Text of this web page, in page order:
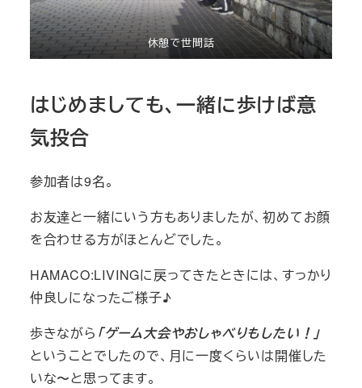
休憩で世間話
はじめましても、一緒に歩けば意
気投合
参加者は9名。
お友達と一緒にいう方もありましたが、初めてお顔
を合わせる方がほとんどでした。
HAMACO:LIVINGに戻ってきたときには、すっかり
仲良しになったご様子♪
歩きながら 「ゲーム大会やおしゃべりもしたい！」
ということでしたので、月に一度くらいは開催した
いな〜と思ってます。